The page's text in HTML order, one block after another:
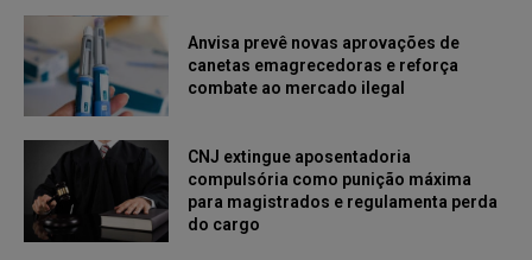
Anvisa prevê novas aprovações de
canetas emagrecedoras e reforça
combate ao mercado ilegal
CNJ extingue aposentadoria
compulsória como punição máxima
para magistrados e regulamenta perda
do cargo